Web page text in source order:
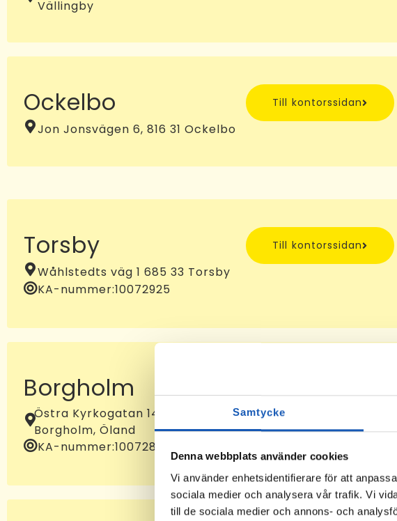
Samtycke
Denna webbplats använder cookies
Vi använder enhetsidentifierare för att
sociala medier och analysera vår trafik. Vi
till de sociala medier och annons- och
Vällingby
Ockelbo
Jon Jonsvägen 6, 816 31 Ockelbo
Till kontorssidan
Torsby
Wåhlstedts väg 1 685 33 Torsby
KA-nummer:10072925
Till kontorssidan
Borgholm
Östra Kyrkogatan 14B, 387 32
Borgholm, Öland
KA-nummer:10072881